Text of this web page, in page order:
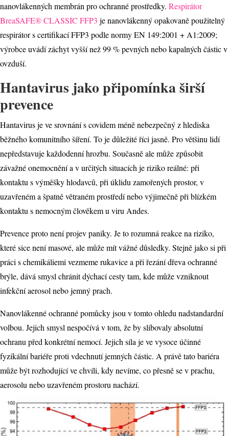
nanovlákenných membrán pro ochranné prostředky. Respirátor
BreaSAFE® CLASSIC FFP3 je nanovlákenný opakovaně použitelný
respirátor s certifikací FFP3 podle normy EN 149:2001 + A1:2009;
výrobce uvádí záchyt vyšší než 99 % pevných nebo kapalných částic v
ovzduší.
Hantavirus jako připomínka širší
prevence
Hantavirus je ve srovnání s covidem méně nebezpečný z hlediska
běžného komunitního šíření. To je důležité říci jasně. Pro většinu lidí
nepředstavuje každodenní hrozbu. Současně ale může způsobit
závažné onemocnění a v určitých situacích je riziko reálné: při
kontaktu s výměšky hlodavců, při úklidu zamořených prostor, v
uzavřeném a špatně větraném prostředí nebo výjimečně při blízkém
kontaktu s nemocným člověkem u viru Andes.
Prevence proto není projev paniky. Je to rozumná reakce na riziko,
které sice není masové, ale může mít vážné důsledky. Stejně jako si při
práci s chemikáliemi vezmeme rukavice a při řezání dřeva ochranné
brýle, dává smysl chránit dýchací cesty tam, kde může vzniknout
infekční aerosol nebo jemný prach.
Nanovlákenné ochranné pomůcky jsou v tomto ohledu nadstandardní
volbou. Jejich smysl nespočívá v tom, že by slibovaly absolutní
ochranu před konkrétní nemocí. Jejich síla je ve vysoce účinné
fyzikální bariéře proti vdechnutí jemných částic. A právě tato bariéra
může být rozhodující ve chvíli, kdy nevíme, co přesně se v prachu,
aerosolu nebo uzavřeném prostoru nachází.